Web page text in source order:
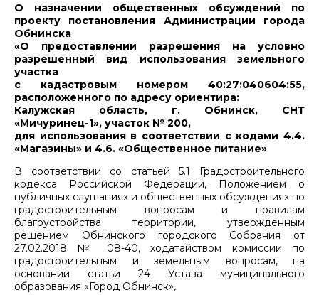
О назначении общественных обсуждений по
проекту постановления Администрации города
Обнинска
«О предоставлении разрешения на условно
разрешенный вид использования земельного
участка
с кадастровым номером 40:27:040604:55,
расположенного по адресу ориентира:
Калужская область, г. Обнинск, СНТ
«Мичуринец-1», участок № 200,
для использования в соответствии с кодами 4.4.
«Магазины» и 4.6. «Общественное питание»
В соответствии со статьей 5.1 Градостроительного
кодекса Российской Федерации, Положением о
публичных слушаниях и общественных обсуждениях по
градостроительным вопросам и правилам
благоустройства территории, утвержденным
решением Обнинского городского Собрания от
27.02.2018 № 08-40, ходатайством комиссии по
градостроительным и земельным вопросам, на
основании статьи 24 Устава муниципального
образования «Город Обнинск»,